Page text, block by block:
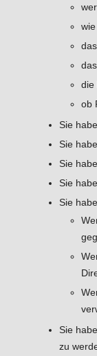
die
ob
Sie
Sie
Sie
Sie
Sie
Sie
zu